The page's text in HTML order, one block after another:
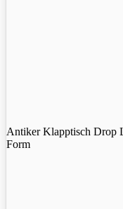
Antiker Klapptisch Drop
Form